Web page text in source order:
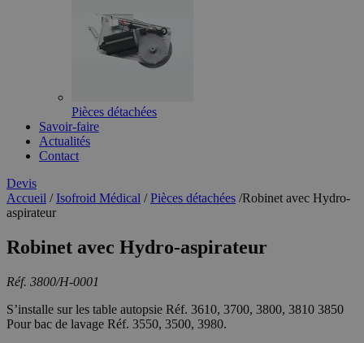
Pièces détachées
Savoir-faire
Actualités
Contact
Devis
Accueil /Isofroid Médical /Pièces détachées /Robinet avec Hydro-
aspirateur
Robinet avec Hydro-aspirateur
Réf. 3800/H-0001
S’installe sur les table autopsie Réf. 3610, 3700, 3800, 3810 3850
Pour bac de lavage Réf. 3550, 3500, 3980.